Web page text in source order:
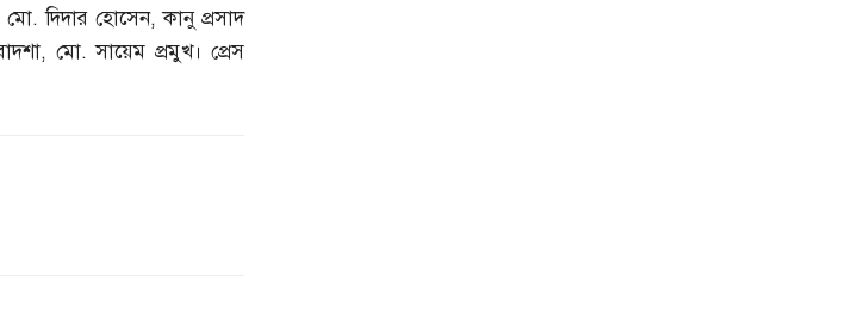
মো.দিদার হোসেন,কানু প্রসাদ
, মো.সায়েম প্রমুখ। প্রেস